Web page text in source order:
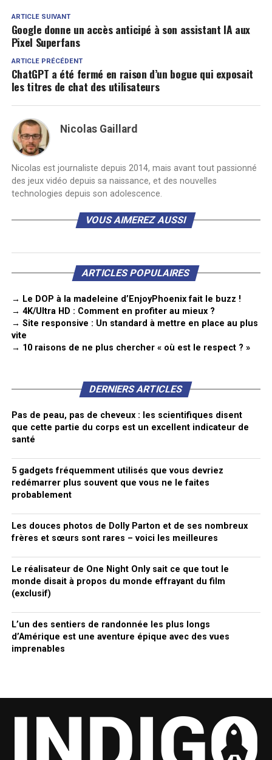
ARTICLE SUIVANT
Google donne un accès anticipé à son assistant IA aux
Pixel Superfans
ARTICLE PRÉCÉDENT
ChatGPT a été fermé en raison d’un bogue qui exposait
les titres de chat des utilisateurs
Nicolas Gaillard
Nicolas est journaliste depuis 2014, mais avant tout passionné
des jeux vidéo depuis sa naissance, et des nouvelles
technologies depuis son adolescence.
VOUS AIMEREZ AUSSI
ARTICLES POPULAIRES
→ Le DOP à la madeleine d’EnjoyPhoenix fait le buzz !
→ 4K/Ultra HD : Comment en profiter au mieux ?
→ Site responsive : Un standard à mettre en place au plus
vite
→ 10 raisons de ne plus chercher « où est le respect ? »
DERNIERS ARTICLES
Pas de peau, pas de cheveux : les scientifiques disent
que cette partie du corps est un excellent indicateur de
santé
5 gadgets fréquemment utilisés que vous devriez
redémarrer plus souvent que vous ne le faites
probablement
Les douces photos de Dolly Parton et de ses nombreux
frères et sœurs sont rares – voici les meilleures
Le réalisateur de One Night Only sait ce que tout le
monde disait à propos du monde effrayant du film
(exclusif)
L’un des sentiers de randonnée les plus longs
d’Amérique est une aventure épique avec des vues
imprenables